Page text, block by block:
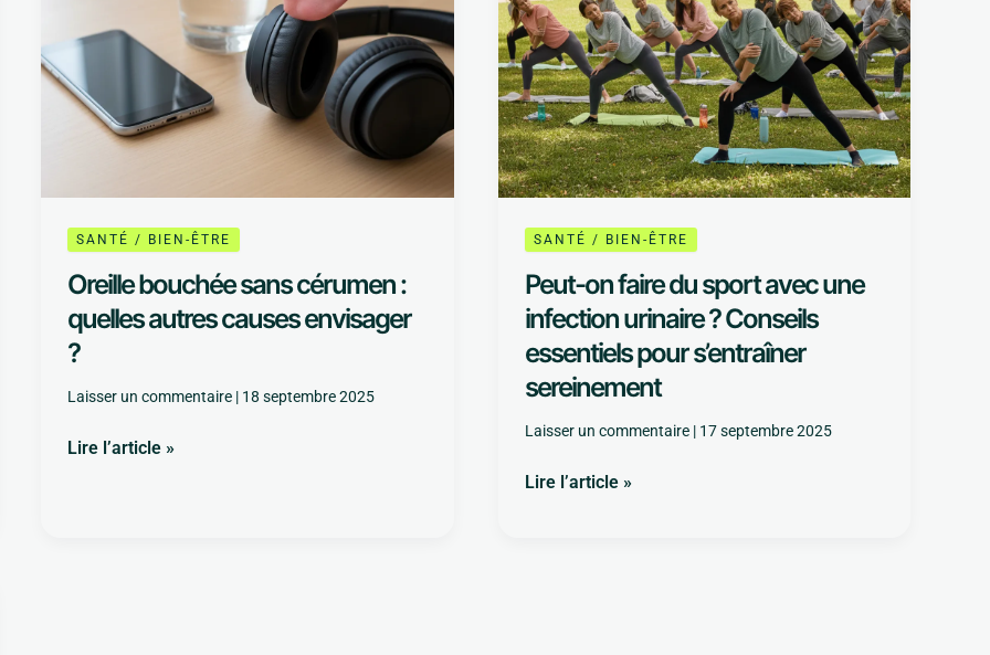
SANTÉ / BIEN-ÊTRE
Oreille bouchée sans cérumen :
quelles autres causes envisager
?
Laisser un commentaire | 18 septembre 2025
envisager
Lire l’article »
SANTÉ / BIEN-ÊTRE
Peut-on faire du sport avec une
infection urinaire ? Conseils
essentiels pour s’entraîner
sereinement
Laisser un commentaire | 17 septembre 2025
urinaire
?
Conseils
essentiels
pour
s’entraîner
sereinement
Lire l’article »